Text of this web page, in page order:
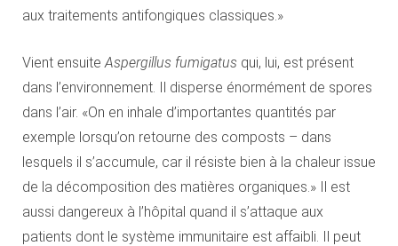
aux traitements antifongiques classiques.»
Vient ensuiteAspergillus fumigatus qui, lui, est présent
dans l’environnement. Il disperse énormément de spores
dans l’air. «On en inhale d’importantes quantités par
exemple lorsqu’on retourne des composts – dans
lesquels il s’accumule, car il résiste bien à la chaleur issue
de la décomposition des matières organiques.» Il est
aussi dangereux à l’hôpital quand il s’attaque aux
patients dont le système immunitaire est affaibli. Il peut